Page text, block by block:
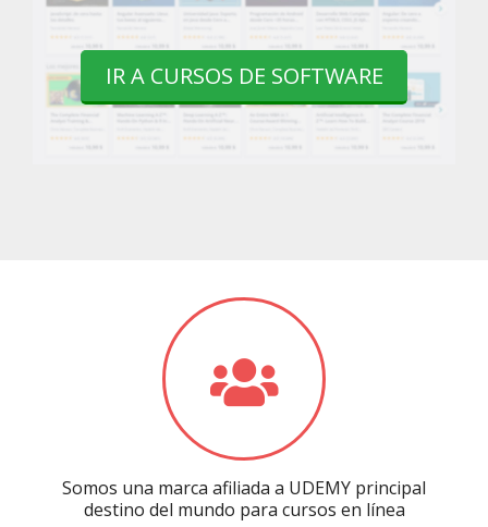
IR A CURSOS DE SOFTWARE
Somos una marca afiliada a UDEMY principal
destino del mundo para cursos en línea